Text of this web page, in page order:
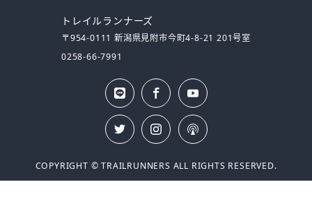
トレイルランナーズ
〒954-0111 新潟県見附市今町4-8-21 201号室
0258-66-7991
公式
サイ
ト
Face
book
Yout
ube
Twitt
er
Insta
gra
m
Podc
ast
COPYRIGHT © TRAILRUNNERS ALL RIGHTS RESERVED.